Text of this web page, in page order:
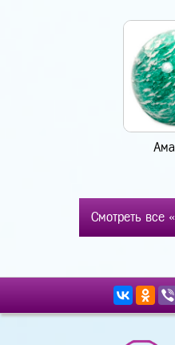
Смотреть все